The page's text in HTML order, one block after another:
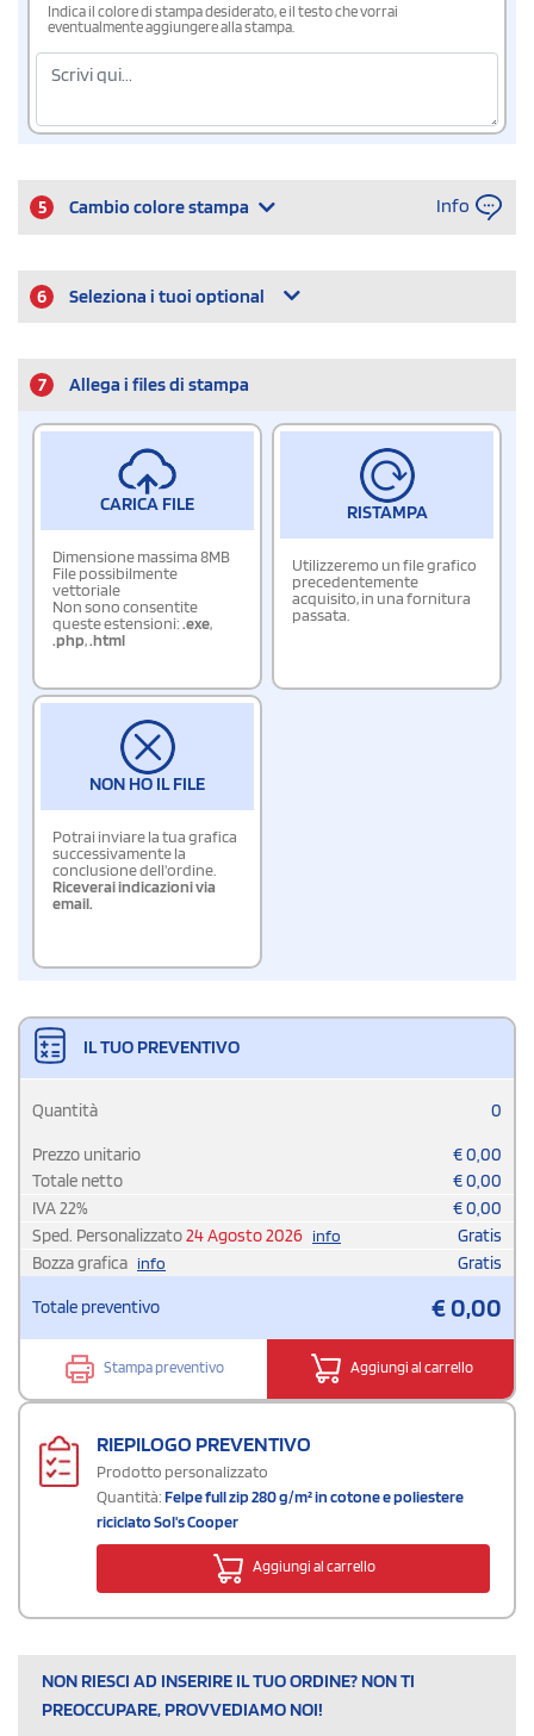
Indica il colore di stampa desiderato, e il testo che vorrai
eventualmente aggiungere alla stampa.
5 Cambio colore stampa Info
6 Seleziona i tuoi optional
7 Allega i files di stampa
CARICA FILE
Dimensione massima 8MB
File possibilmente
vettoriale
Non sono consentite
queste estensioni:.exe,
.php,.html
RISTAMPA
Utilizzeremo un file grafico
precedentemente
acquisito, in una fornitura
passata.
NON HO IL FILE
Potrai inviare la tua grafica
successivamente la
conclusione dell'ordine.
Riceverai indicazioni via
email.
IL TUO PREVENTIVO
Quantità 0
Prezzo unitario €0,00
Totale netto
€0,00
IVA22% €0,00
Sped. Personalizzato24 Agosto 2026 info
Gratis
Bozza grafica info Gratis
Totale preventivo €0,00
Stampa preventivo Aggiungi al carrello
RIEPILOGO PREVENTIVO
Prodotto personalizzato
Quantità:Felpe full zip 280 g/m² in cotone e poliestere
riciclato Sol's Cooper
Aggiungi al carrello
NON RIESCI AD INSERIRE IL TUO ORDINE? NON TI
PREOCCUPARE, PROVVEDIAMO NOI!